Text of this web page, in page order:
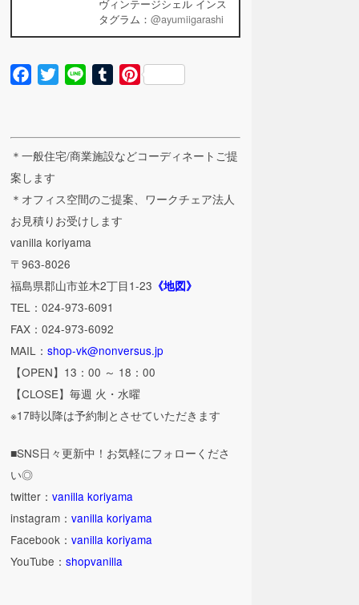
ヴィンテージシェル インス
タグラム：@ayumiigarashi
Facebook
Twitter Line TumblrPinterest
＊一般住宅/商業施設などコーディネートご提
案します
＊オフィス空間のご提案、ワークチェア法人
お見積りお受けします
vanilla koriyama
〒963-8026
福島県郡山市並木2丁目1-23 《地図》
TEL：024-973-6091
FAX：024-973-6092
MAIL：shop-vk@nonversus.jp
【OPEN】13：00 ～ 18：00
【CLOSE】毎週 火・水曜
※17時以降は予約制とさせていただきます
■SNS日々更新中！お気軽にフォローくださ
い◎
twitter：vanilla koriyama
instagram：vanilla koriyama
Facebook：vanilla koriyama
YouTube：shopvanilla